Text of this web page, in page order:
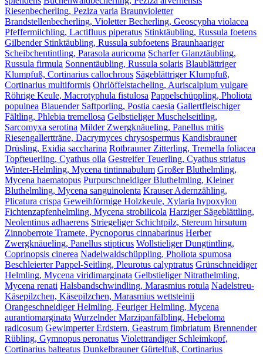
Riesenbecherling, Peziza varia Braunvioletter
Brandstellenbecherling, Violetter Becherling, Geoscypha violacea
Pfeffermilchling, Lactifluus piperatus Stinktäubling, Russula foetens
Gilbender Stinktäubling, Russula subfoetens Braunhaariger
Scheibchentintling, Parasola auricoma Scharfer Glanztäubling,
Russula firmula Sonnentäubling, Russula solaris Blaublättriger
Klumpfuß, Cortinarius callochrous Sägeblättriger Klumpfuß,
Cortinarius multiformis Ohrlöffelstacheling, Auriscalpium vulgare
Röhrige Keule, Macrotyphula fistulosa Pappelschüppling, Pholiota
populnea Blauender Saftporling, Postia caesia Gallertfleischiger
Fältling, Phlebia tremellosa Gelbstieliger Muschelseitling,
Sarcomyxa serotina Milder Zwergknäueling, Panellus mitis
Riesengallertträne, Dacrymyces chrysospermus Kandisbrauner
Drüsling, Exidia saccharina Rotbrauner Zitterling, Tremella foliacea
Topfteuerling, Cyathus olla Gestreifer Teuerling, Cyathus striatus
Winter-Helmling, Mycena tintinnabulum Großer Bluthelmling,
Mycena haematopus Purpurschneidiger Bluthelmling, Kleiner
Bluthelmling, Mycena sanguinolenta Krauser Adernzähling,
Plicatura crispa Geweihförmige Holzkeule, Xylaria hypoxylon
Fichtenzapfenhelmling, Mycena strobilicola Harziger Sägeblättling,
Neolentinus adhaerens Striegeliger Schichtpilz, Stereum hirsutum
Zinnoberrote Tramete, Pycnoporus cinnabarinus Herber
Zwergknäueling, Panellus stipticus Wollstieliger Dungtintling,
Coprinopsis cinerea Nadelwaldschüppling, Pholiota spumosa
Beschleierter Pappel-Seitling, Pleurotus calyptratus Grünschneidiger
Helmling, Mycena viridimarginata Gelbstieliger Nitrathelmling,
Mycena renati Halsbandschwindling, Marasmius rotula Nadelstreu-
Käsepilzchen, Käsepilzchen, Marasmius wettsteinii
Orangeschneidiger Helmling, Feuriger Helmling, Mycena
aurantiomarginata Wurzelnder Marzipanfälbling, Hebeloma
radicosum Gewimperter Erdstern, Geastrum fimbriatum Brennender
Rübling, Gymnopus peronatus Violettrandiger Schleimkopf,
Cortinarius balteatus Dunkelbrauner Gürtelfuß, Cortinarius